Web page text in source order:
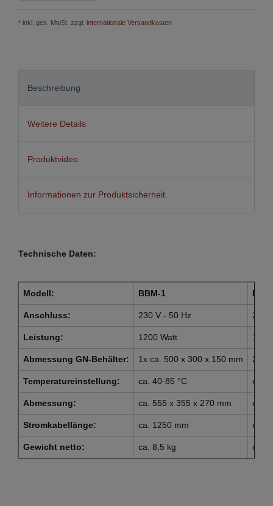
* inkl. ges. MwSt. zzgl. internationale Versandkosten
Beschreibung
Weitere Details
Produktvideo
Informationen zur Produktsicherheit
Technische Daten:
Modell: BBM-1
Anschluss: 230 V - 50 Hz 230
Leistung: 1200 Watt
Abmessung GN-Behälter: 1x ca. 500 x 300 x 150 mm 2x
Temperatureinstellung: ca. 40-85 °C ca.
Abmessung: ca. 555 x 355 x 270 mm ca.
Stromkabellänge: ca. 1250 mm ca.
Gewicht netto: ca. 8,5 kg ca.